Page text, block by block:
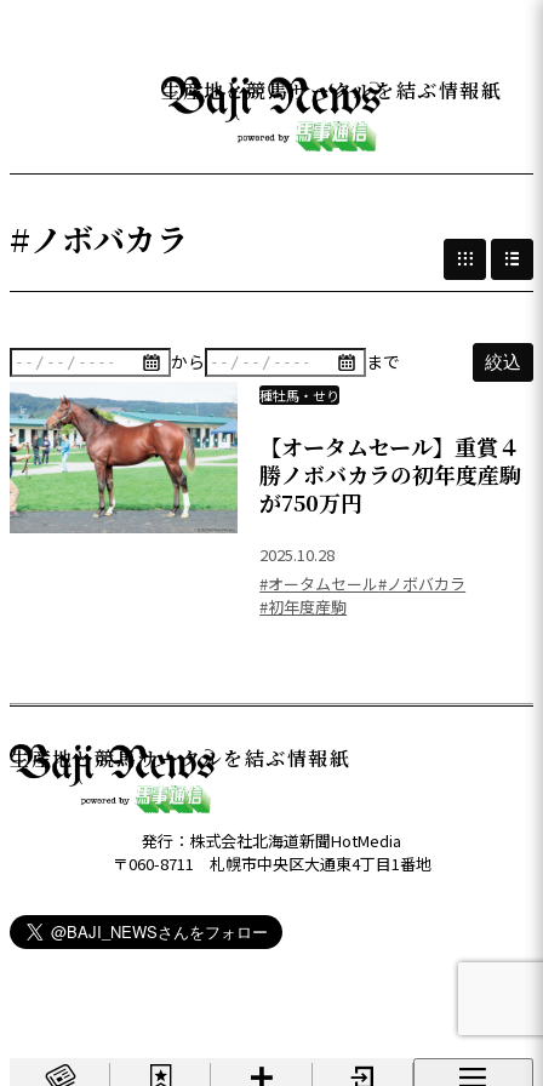
生産地と競馬サークルを結ぶ情報紙
#ノボバカラ
から まで 絞込
種牡馬・せり
【オータムセール】重賞４
勝ノボバカラの初年度産駒
が750万円
2025.10.28
#オータムセール#ノボバカラ
#初年度産駒
生産地と競馬サークルを結ぶ情報紙
発行：株式会社北海道新聞HotMedia
〒060-8711 札幌市中央区大通東4丁目1番地